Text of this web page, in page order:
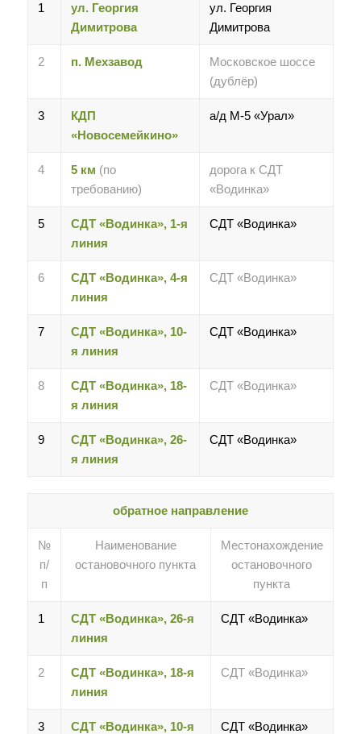
1
ул. Георгия
Димитрова
ул. Георгия
Димитрова
2 п. Мехзавод
Московское шоссе
(дублёр)
3
КДП
«Новосемейкино»
а/д М-5 «Урал»
4 5 км (по
требованию)
дорога к СДТ
«Водинка»
5
СДТ «Водинка», 1-я
линия
СДТ «Водинка»
6
СДТ «Водинка», 4-я
линия
СДТ «Водинка»
7
СДТ «Водинка», 10-
я линия
СДТ «Водинка»
8
СДТ «Водинка», 18-
я линия
СДТ «Водинка»
9
СДТ «Водинка», 26-
я линия
СДТ «Водинка»
обратное направление
№
п/
п
Наименование
остановочного пункта
Местонахождение
остановочного
пункта
1
СДТ «Водинка», 26-я
линия
СДТ «Водинка»
2
СДТ «Водинка», 18-я
линия
СДТ «Водинка»
3
СДТ «Водинка», 10-я
СДТ «Водинка»